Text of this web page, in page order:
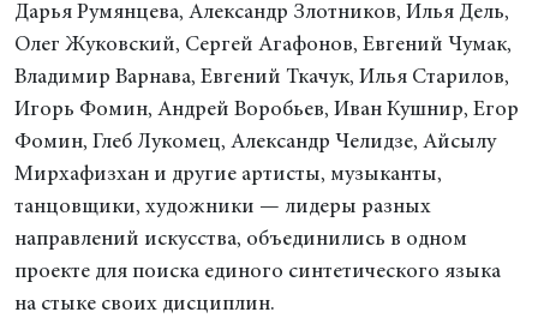
Дарья Румянцева, Александр Злотников, Илья Дель,
Олег Жуковский, Сергей Агафонов, Евгений Чумак,
Владимир Варнава, Евгений Ткачук, Илья Старилов,
Игорь Фомин, Андрей Воробьев, Иван Кушнир, Егор
Фомин, Глеб Лукомец, Александр Челидзе, Айсылу
Мирхафизхан и другие артисты, музыканты,
танцовщики, художники — лидеры разных
направлений искусства, объединились в одном
проекте для поиска единого синтетического языка
на стыке своих дисциплин.